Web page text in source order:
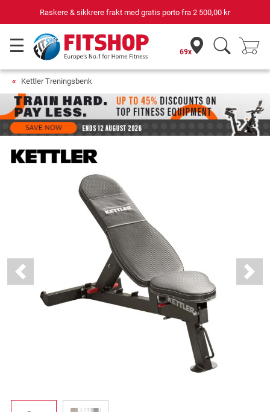
Raskere & sikkrere frakt med gratis porto fra 2 500,00 kr
69x
Kettler Treningsbenk
Previous Next